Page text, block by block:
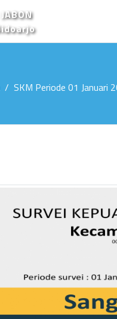
SKM Periode 01 Januari